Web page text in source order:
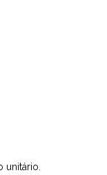
unitário.